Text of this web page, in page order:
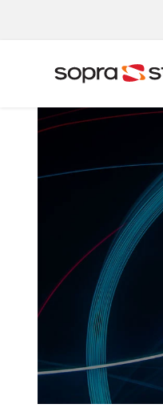
Sverige
Indien
Norge
Singapore
Tyskland